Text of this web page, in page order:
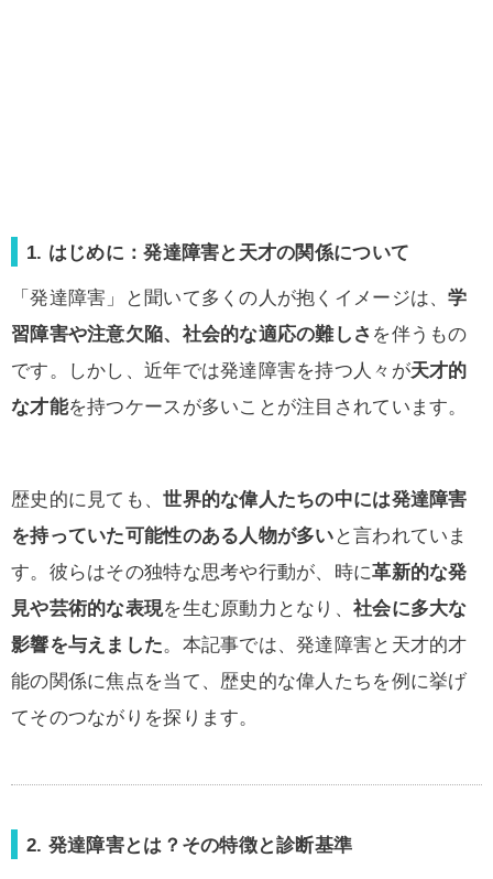
1. はじめに：発達障害と天才の関係について
「発達障害」と聞いて多くの人が抱くイメージは、学
習障害や注意欠陥、社会的な適応の難しさ を伴うもの
です。しかし、近年では発達障害を持つ人々が天才的
な才能を持つケースが多いことが注目されています。
歴史的に見ても、世界的な偉人たちの中には発達障害
を持っていた可能性のある人物が多い と言われていま
す。彼らはその独特な思考や行動が、時に革新的な発
見や芸術的な表現を生む原動力となり、社会に多大な
影響を与えました。本記事では、発達障害と天才的才
能の関係に焦点を当て、歴史的な偉人たちを例に挙げ
てそのつながりを探ります。
2. 発達障害とは？その特徴と診断基準